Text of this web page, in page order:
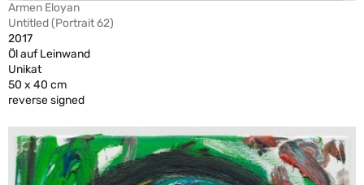
Armen Eloyan
Untitled (Portrait 62)
2017
Öl auf Leinwand
Unikat
50 x 40 cm
reverse signed